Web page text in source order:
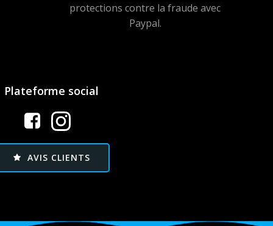
protections contre la fraude avec
Paypal.
Plateforme social
AVIS CLIENTS